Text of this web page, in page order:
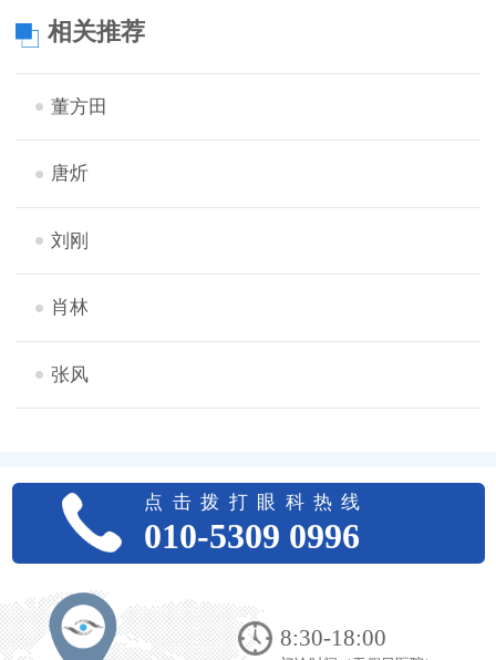
相关推荐
董方田
唐炘
刘刚
肖林
张风
点击拨打眼科热线
010-5309 0996
8:30-18:00